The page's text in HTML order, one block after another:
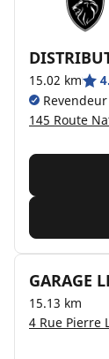
15.02 km
145 Route
GARAGE
15.13 km
4 Rue Pierre